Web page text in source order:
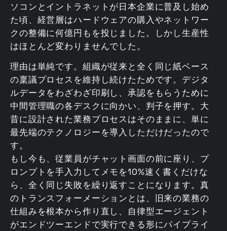
ソコンとイントラネットが日本企業に普及し始め
た頃、経営層はハードウェアの購入やネットワー
クの整備に何億円もを投じました。しかし生産性
はほとんど変わりませんでした。
理由は単純です。組織が従来と全く同じ紙ベース
の稟議プロセスを維持し続けたためです。デジタ
ルデータをわざわざ印刷し、承認をもらうために
中間管理職の各デスクに向かい、判子を押す。大
昔に設計された業務プロセスはそのままに、単に
最先端のテクノロジーを導入しただけだったので
す。
もし今も、従業員がチャット画面の前に座り、プ
ロンプトを手入力してメモを10%速く書くだけな
ら、全く同じ失敗を繰り返すことになります。真
のトランスフォーメーションとは、旧来の業務の
仕組みを根本から作り直し、自律型エージェント
がエンドツーエンドで実行できる形にパイプライ